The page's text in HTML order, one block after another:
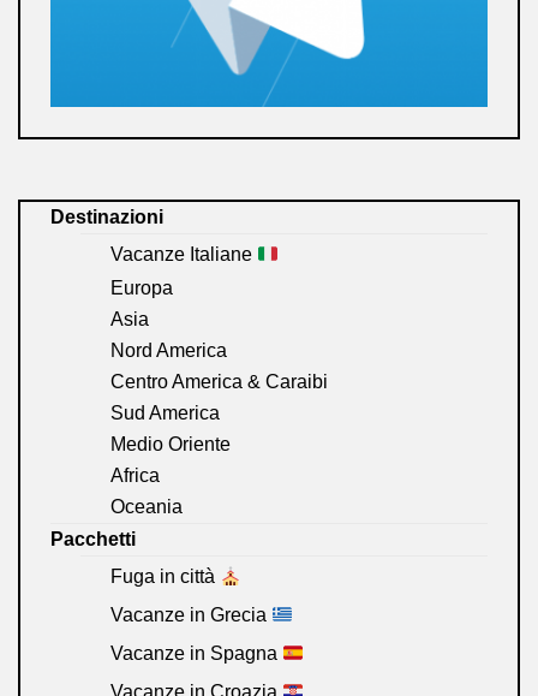
Destinazioni
Vacanze Italiane
Europa
Asia
Nord America
Centro America & Caraibi
Sud America
Medio Oriente
Africa
Oceania
Pacchetti
Fuga in città
Vacanze in Grecia
Vacanze in Spagna